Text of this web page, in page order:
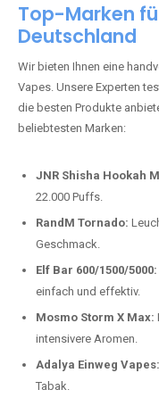
Top-Marken
Deutschland
Wir bieten Ihnen eine
Vapes. Unsere Experten
die besten Produkte
beliebtesten Marken:
JNR Shisha Hookah
22.000 Puffs.
RandM Tornado:
Geschmack.
Elf Bar 600/1500/5000:
einfach und effektiv.
Mosmo Storm X Max:
intensivere Aromen.
Adalya Einweg Vapes:
Tabak.